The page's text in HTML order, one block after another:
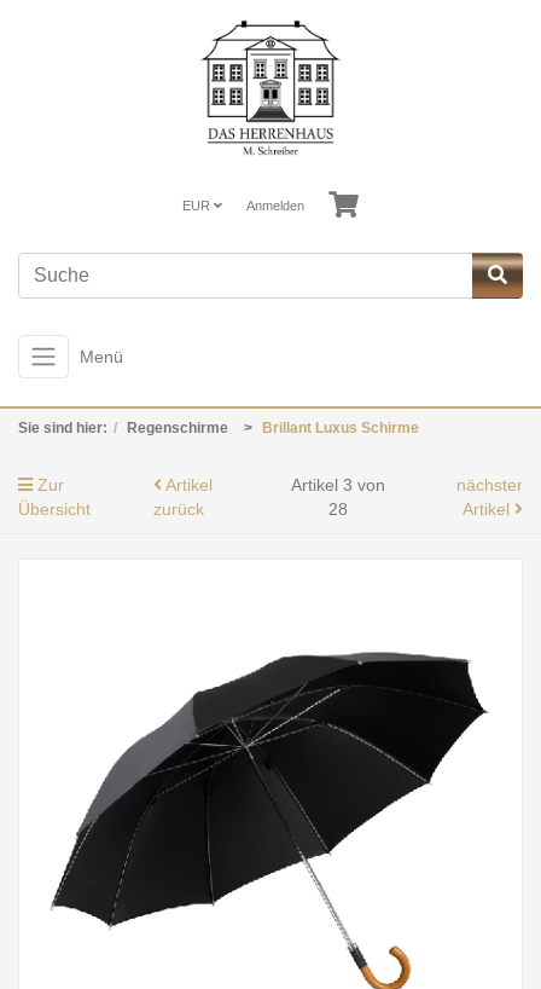
EUR Anmelden
Menü
Sie sind hier: Regenschirme Brillant Luxus Schirme
Zur
Übersicht
Artikel
zurück
Artikel 3 von
28
nächster
Artikel